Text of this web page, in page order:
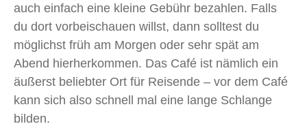
auch einfach eine kleine Gebühr bezahlen. Falls
du dort vorbeischauen willst, dann solltest du
möglichst früh am Morgen oder sehr spät am
Abend hierherkommen. Das Café ist nämlich ein
äußerst beliebter Ort für Reisende – vor dem Café
kann sich also schnell mal eine lange Schlange
bilden.